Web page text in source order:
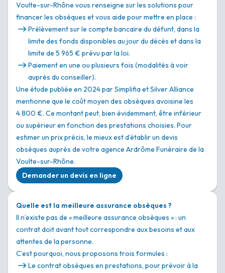
Voulte-sur-Rhône vous renseigne sur les solutions pour
financer les obsèques et vous aide pour mettre en place :
Prélèvement sur le compte bancaire du défunt, dans la
limite des fonds disponibles au jour du décès et dans la
limite de 5 965 € prévu par la loi.
Paiement en une ou plusieurs fois (modalités à voir
auprès du conseiller).
Une étude publiée en 2024 par Simplifia et Silver Alliance
mentionne que le coût moyen des obsèques avoisine les
4 800 €. Ce montant peut, bien évidemment, être inférieur
ou supérieur en fonction des prestations choisies. Pour
estimer un prix précis, le mieux est d’établir un devis
obsèques auprès de votre agence Ardrôme Funéraire de la
Voulte-sur-Rhône.
Demander un devis en ligne
Quelle est la meilleure assurance obsèques ?
Il n’existe pas de « meilleure assurance obsèques » : un
contrat doit avant tout correspondre aux besoins et aux
attentes de la personne.
C’est pourquoi, nous proposons trois formules :
Le contrat obsèques en prestations, pour prévoir à la